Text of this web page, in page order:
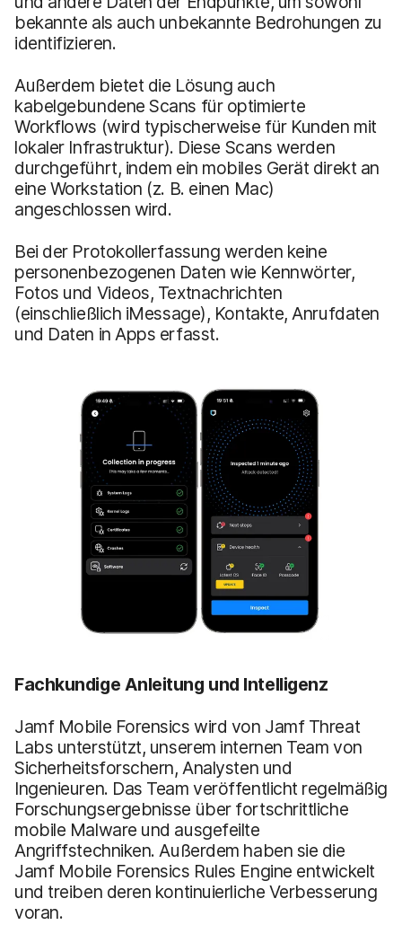
bekannte als auch unbekannte Bedrohungen zu
identifizieren.
Außerdem bietet die Lösung auch
kabelgebundene Scans für optimierte
Workflows (wird typischerweise für Kunden mit
lokaler Infrastruktur). Diese Scans werden
durchgeführt, indem ein mobiles Gerät direkt an
eine Workstation (z. B. einen Mac)
angeschlossen wird.
Bei der Protokollerfassung werden keine
personenbezogenen Daten wie Kennwörter,
Fotos und Videos, Textnachrichten
(einschließlich iMessage), Kontakte, Anrufdaten
und Daten in Apps erfasst.
Fachkundige Anleitung und Intelligenz
Jamf Mobile Forensics wird von Jamf Threat
Labs unterstützt, unserem internen Team von
Sicherheitsforschern, Analysten und
Ingenieuren. Das Team veröffentlicht regelmäßig
Forschungsergebnisse über fortschrittliche
mobile Malware und ausgefeilte
Angriffstechniken. Außerdem haben sie die
Jamf Mobile Forensics Rules Engine entwickelt
und treiben deren kontinuierliche Verbesserung
voran.